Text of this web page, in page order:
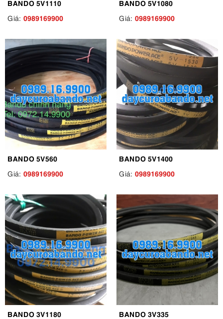
BANDO 5V1110
Giá: 0989169900
BANDO 5V1080
Giá: 0989169900
BANDO 5V560
Giá: 0989169900
BANDO 5V1400
Giá: 0989169900
BANDO 3V1180 BANDO 3V335